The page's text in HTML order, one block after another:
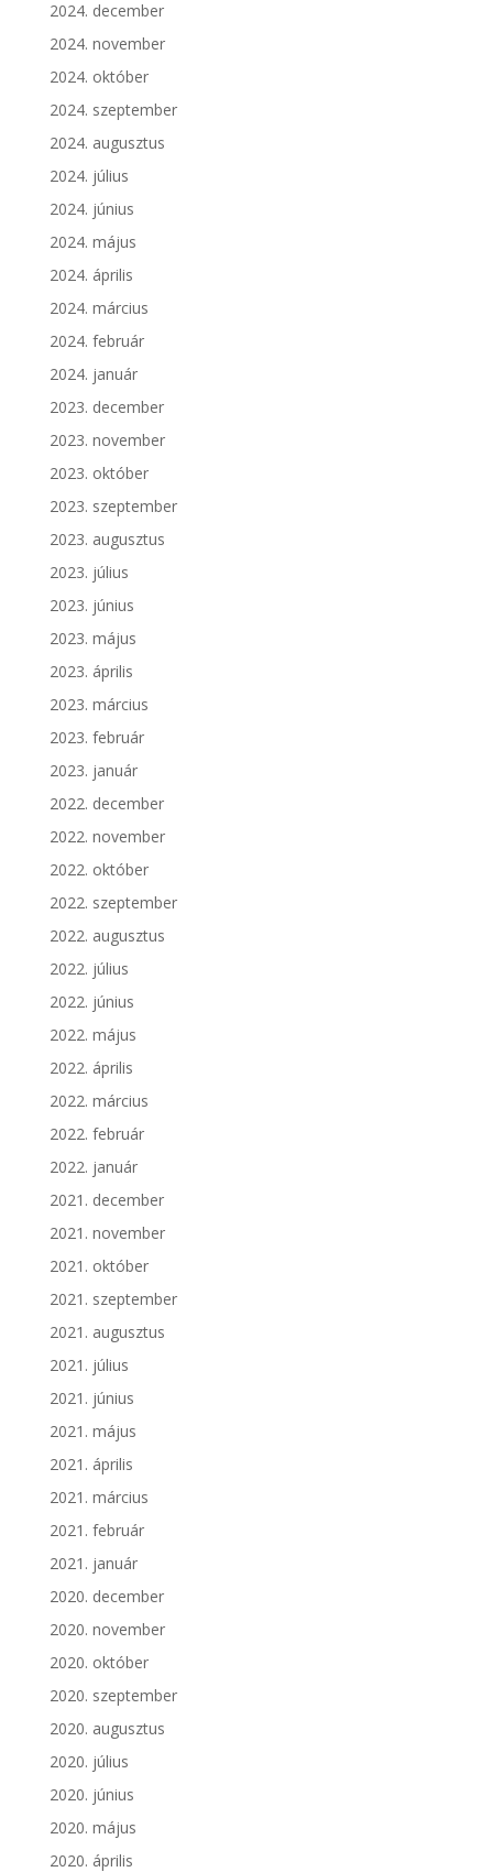
2024. december
2024. november
2024. október
2024. szeptember
2024. augusztus
2024. július
2024. június
2024. május
2024. április
2024. március
2024. február
2024. január
2023. december
2023. november
2023. október
2023. szeptember
2023. augusztus
2023. július
2023. június
2023. május
2023. április
2023. március
2023. február
2023. január
2022. december
2022. november
2022. október
2022. szeptember
2022. augusztus
2022. július
2022. június
2022. május
2022. április
2022. március
2022. február
2022. január
2021. december
2021. november
2021. október
2021. szeptember
2021. augusztus
2021. július
2021. június
2021. május
2021. április
2021. március
2021. február
2021. január
2020. december
2020. november
2020. október
2020. szeptember
2020. augusztus
2020. július
2020. június
2020. május
2020. április